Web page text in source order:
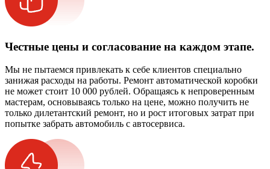
Честные цены и согласование на каждом этапе.
Мы не пытаемся привлекать к себе клиентов специально
занижая расходы на работы. Ремонт автоматической коробки
не может стоит 10 000 рублей. Обращаясь к непроверенным
мастерам, основываясь только на цене, можно получить не
только дилетантский ремонт, но и рост итоговых затрат при
попытке забрать автомобиль с автосервиса.